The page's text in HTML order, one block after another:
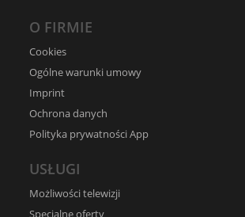
O FIRMIE
Cookies
Ogólne warunki umowy
Imprint
Ochrona danych
Polityka prywatności App
USŁUGI
Możliwości telewizji
Specjalne oferty